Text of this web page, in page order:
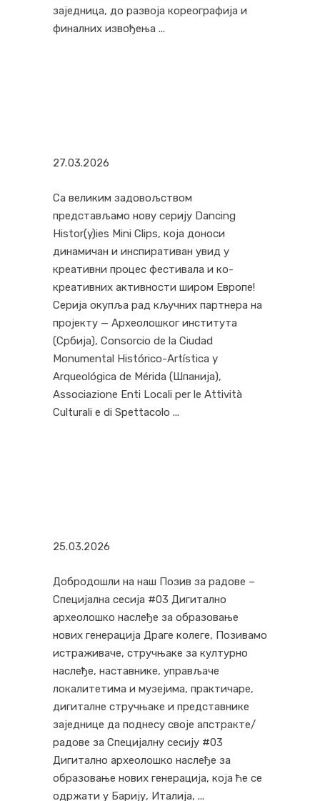
заједница, до развоја кореографија и
финалних извођења
27.03.2026
Са великим задовољством
представљамо нову серију Dancing
Histor(y)ies Mini Clips, која доноси
динамичан и инспиративан увид у
креативни процес фестивала и ко-
креативних активности широм Европе!
Серија окупља рад кључних партнера на
пројекту — Археолошког института
(Србија), Consorcio de la Ciudad
Monumental Histórico-Artística y
Arqueológica de Mérida (Шпанија),
Associazione Enti Locali per le Attività
Culturali e di Spettacolo
25.03.2026
Добродошли на наш Позив за радове –
Специјална сесија #03 Дигитално
археолошко наслеђе за образовање
нових генерација Драге колеге, Позивамо
истраживаче, стручњаке за културно
наслеђе, наставнике, управљаче
локалитетима и музејима, практичаре,
дигиталне стручњаке и представнике
заједнице да поднесу своје апстракте/
радове за Специјалну сесију #03
Дигитално археолошко наслеђе за
образовање нових генерација, која ће се
одржати у Барију, Италија,